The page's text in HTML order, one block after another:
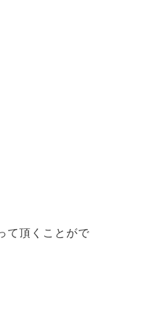
て頂くことがで